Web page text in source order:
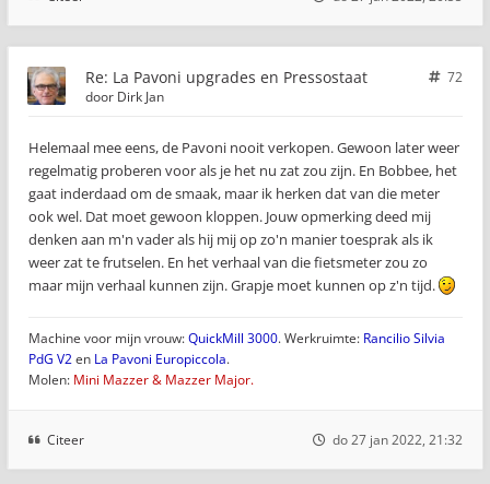
Re: La Pavoni upgrades en Pressostaat
72
door Dirk Jan
Helemaal mee eens, de Pavoni nooit verkopen. Gewoon later weer
regelmatig proberen voor als je het nu zat zou zijn. En Bobbee, het
gaat inderdaad om de smaak, maar ik herken dat van die meter
ook wel. Dat moet gewoon kloppen. Jouw opmerking deed mij
denken aan m'n vader als hij mij op zo'n manier toesprak als ik
weer zat te frutselen. En het verhaal van die fietsmeter zou zo
maar mijn verhaal kunnen zijn. Grapje moet kunnen op z'n tijd.
Machine voor mijn vrouw:QuickMill 3000. Werkruimte: Rancilio Silvia
PdG V2en La Pavoni Europiccola.
Molen: Mini Mazzer & Mazzer Major.
Citeer do 27 jan 2022, 21:32